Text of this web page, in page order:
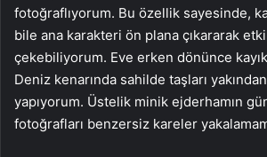
fotoğraflıyorum. Bu özellik sayesinde,
bile ana karakteri ön plana çıkararak
çekebiliyorum. Eve erken dönünce
Deniz kenarında sahilde taşları
yapıyorum. Üstelik minik ejderhamın gün
fotoğrafları benzersiz kareler